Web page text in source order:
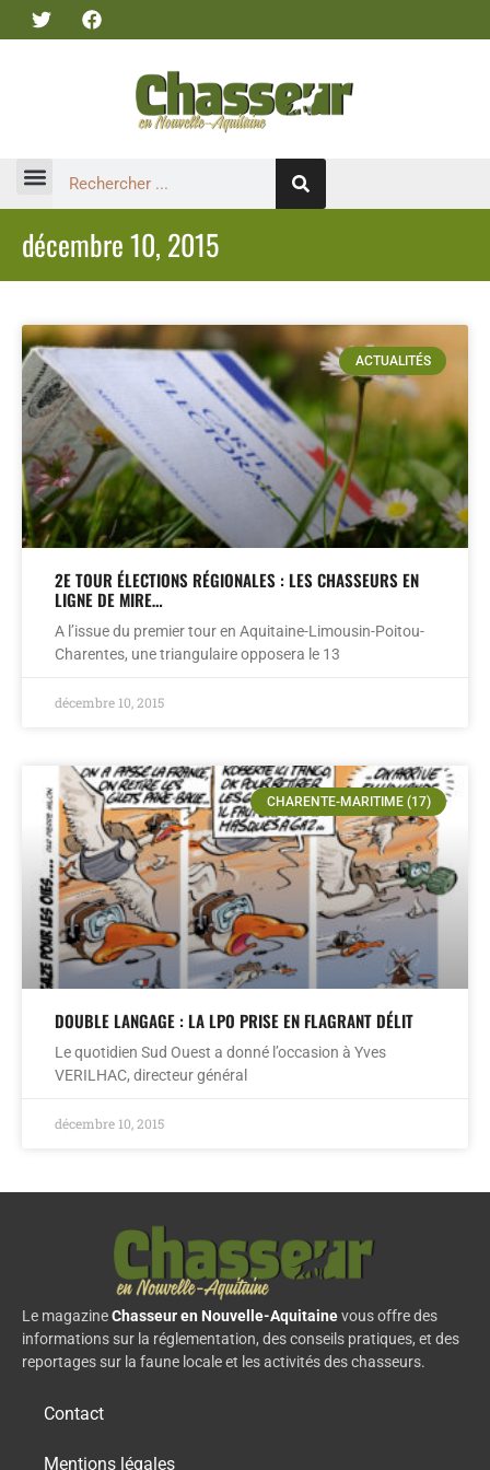
décembre 10, 2015
ACTUALITÉS
2E TOUR ÉLECTIONS RÉGIONALES : LES CHASSEURS EN
LIGNE DE MIRE…
A l’issue du premier tour en Aquitaine-Limousin-Poitou-
Charentes, une triangulaire opposera le 13
décembre 10, 2015
CHARENTE-MARITIME (17)
DOUBLE LANGAGE : LA LPO PRISE EN FLAGRANT DÉLIT
Le quotidien Sud Ouest a donné l’occasion à Yves
VERILHAC, directeur général
décembre 10, 2015
Le magazineChasseur en Nouvelle-Aquitainevous offre des
informations sur la réglementation, des conseils pratiques, et des
reportages sur la faune locale et les activités des chasseurs.
Contact
Mentions légales